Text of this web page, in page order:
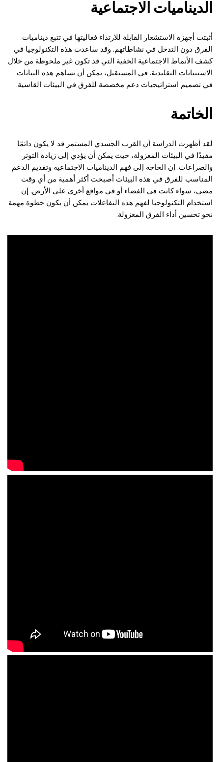
الديناميات الاجتماعية
أثبتت أجهزة الاستشعار القابلة للارتداء فعاليتها في تتبع ديناميات
الفرق دون التدخل في نشاطاتهم. وقد ساعدت هذه التكنولوجيا في
كشف الأنماط الاجتماعية الخفية التي قد تكون غير ملحوظة من خلال
الاستبيانات التقليدية. في المستقبل، يمكن أن تساهم هذه البيانات
في تصميم استراتيجيات دعم مخصصة للفرق في البيئات القاسية.
الخاتمة
لقد أظهرت الدراسة أن القرب الجسدي المستمر قد لا يكون دائمًا
مفيدًا في البيئات المعزولة، حيث يمكن أن يؤدي إلى زيادة التوتر
والصراعات. إن الحاجة إلى فهم الديناميات الاجتماعية وتقديم الدعم
المناسب للفرق في هذه البيئات أصبحت أكثر أهمية من أي وقت
مضى، سواء كانت في الفضاء أو في مواقع أخرى على الأرض. إن
استخدام التكنولوجيا لفهم هذه التفاعلات يمكن أن يكون خطوة مهمة
نحو تحسين أداء الفرق المعزولة.